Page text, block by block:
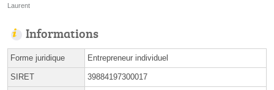
Laurent
Informations
Forme juridique Entrepreneur individuel
SIRET 39884197300017